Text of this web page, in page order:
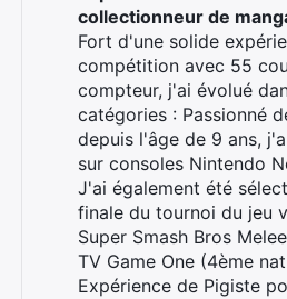
collectionneur de
Fort d'une solide
compétition avec 55
compteur, j'ai évolué
catégories : Passionné
depuis l'âge de 9 ans,
sur consoles Nintendo
J'ai également été
finale du tournoi du jeu
Super Smash Bros
TV Game One (4ème
Expérience de Pigiste
Rechercher
: